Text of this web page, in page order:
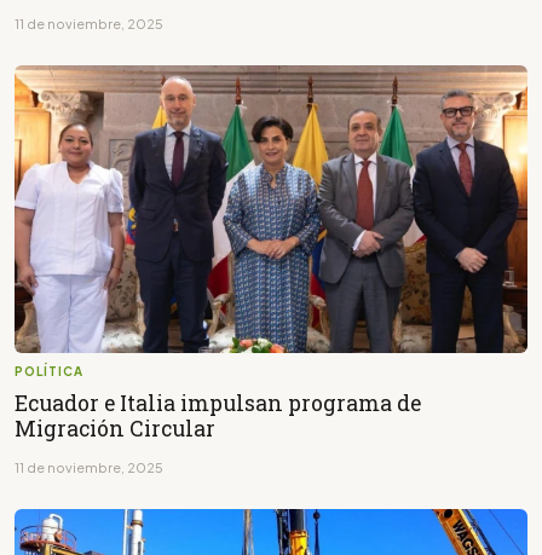
11 de noviembre, 2025
POLÍTICA
Ecuador e Italia impulsan programa de
Migración Circular
11 de noviembre, 2025